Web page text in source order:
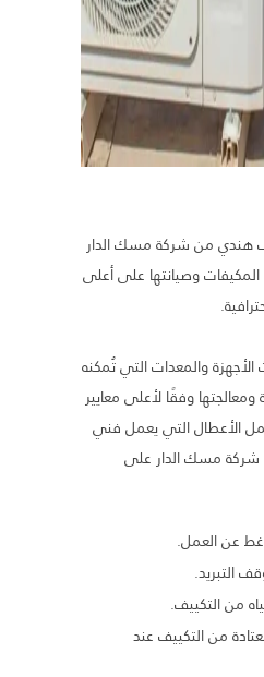
من شركة مسك الدار
وصيانتها على أعلى
والمعدات التي تُمكنه
وفقًا لأعلى معايير
الأعطال التي يعمل فني
شركة مسك الدار على
عن العمل.
التبريد.
من التكييف.
من التكييف عند